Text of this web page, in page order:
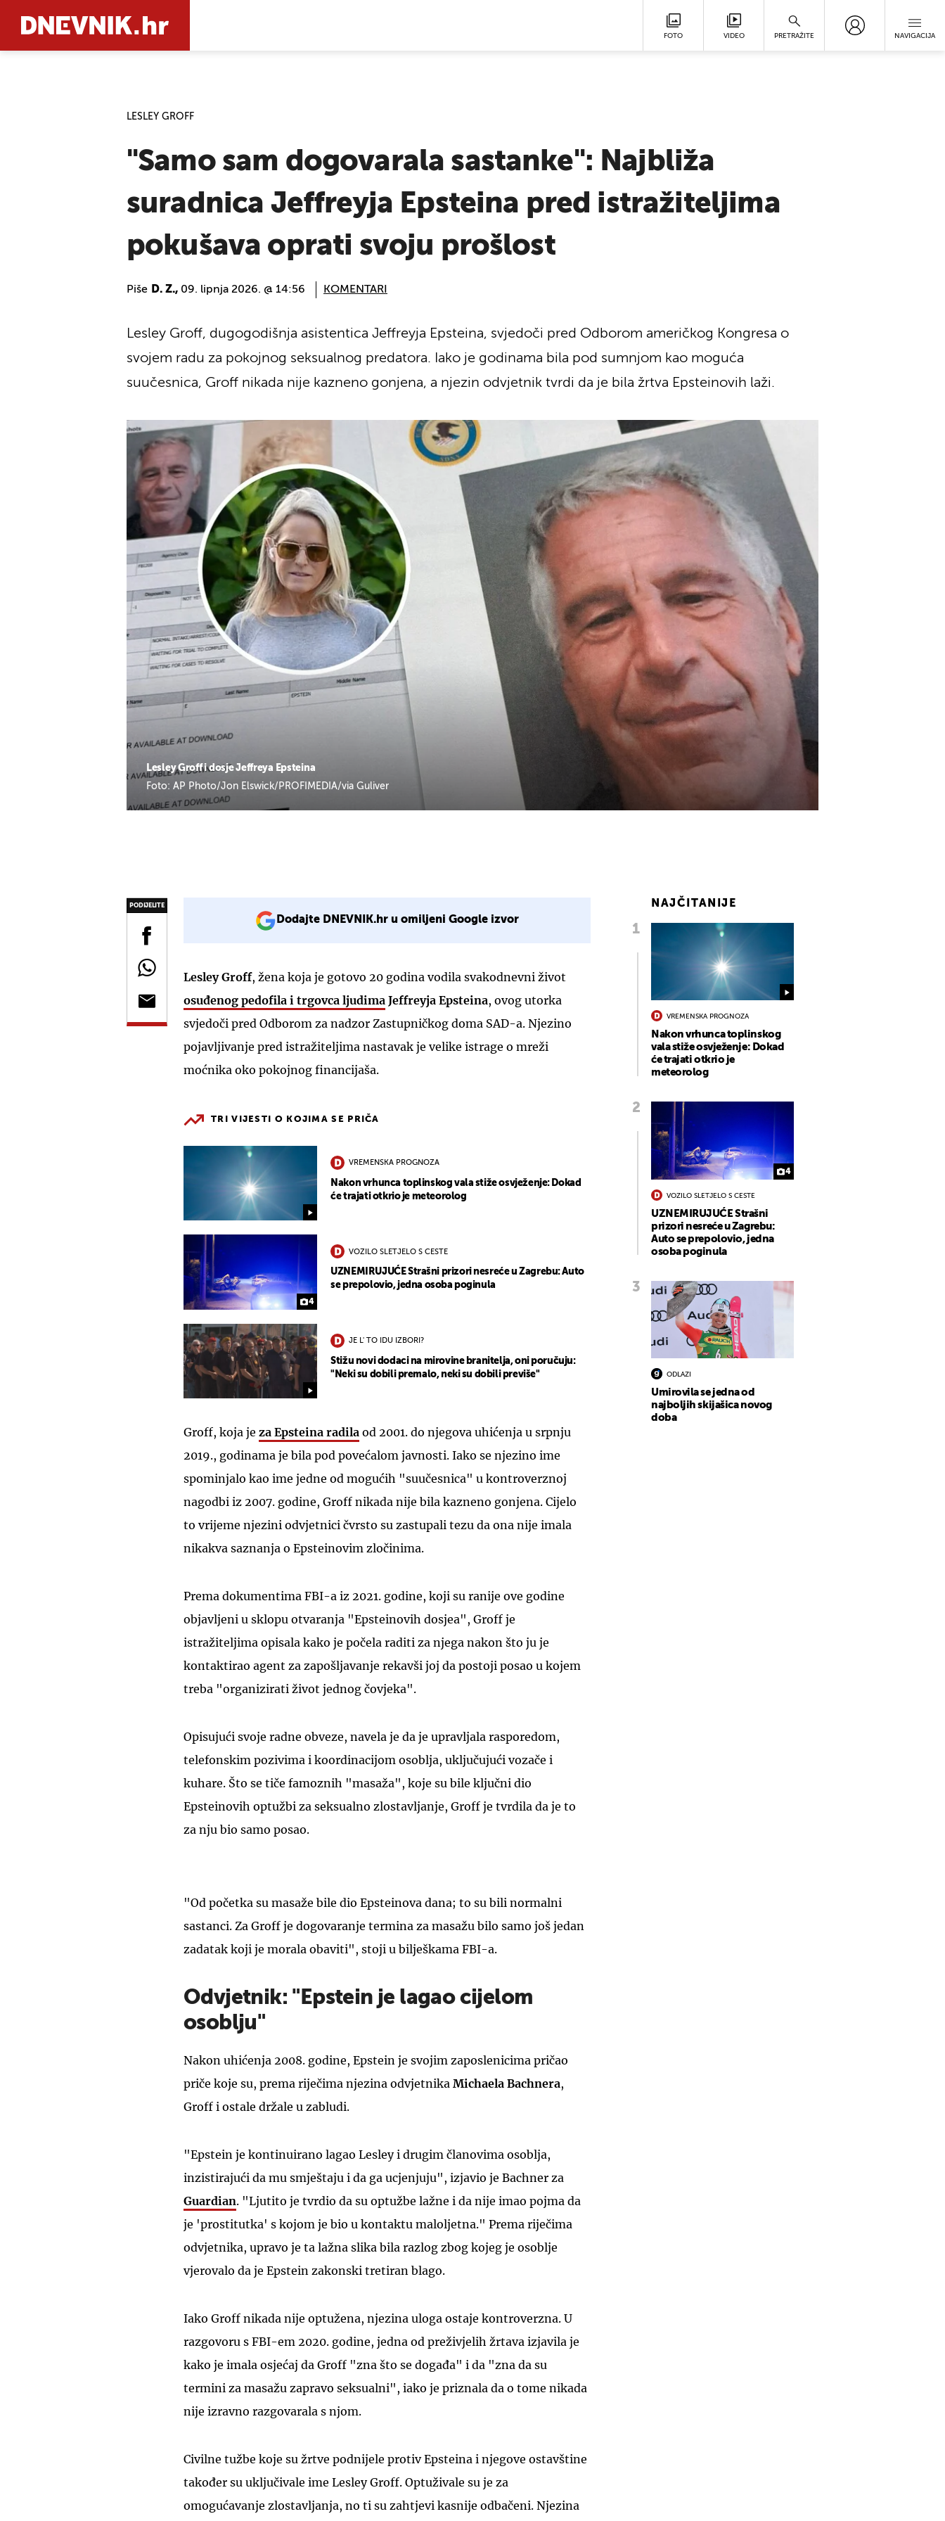
FOTO VIDEO PRETRAŽITE NAVIGACIJA
LESLEY GROFF
"Samo sam dogovarala sastanke": Najbliža
suradnica Jeffreyja Epsteina pred istražiteljima
pokušava oprati svoju prošlost
Piše D. Z., 09. lipnja 2026. @ 14:56 KOMENTARI
Lesley Groff i dosje Jeffreya Epsteina
Foto: AP Photo/Jon Elswick/PROFIMEDIA/via Guliver
Lesley Groff, dugogodišnja asistentica Jeffreyja Epsteina, svjedoči pred Odborom američkog Kongresa o
svojem radu za pokojnog seksualnog predatora. Iako je godinama bila pod sumnjom kao moguća
suučesnica, Groff nikada nije kazneno gonjena, a njezin odvjetnik tvrdi da je bila žrtva Epsteinovih laži.
PODIJELITE
Dodajte DNEVNIK.hr u omiljeni Google izvor
Lesley Groff, žena koja je gotovo 20 godina vodila svakodnevni život
osuđenog pedofila i trgovca ljudima Jeffreyja Epsteina, ovog utorka
svjedoči pred Odborom za nadzor Zastupničkog doma SAD-a. Njezino
pojavljivanje pred istražiteljima nastavak je velike istrage o mreži
moćnika oko pokojnog financijaša.
TRI VIJESTI O KOJIMA SE PRIČA
VREMENSKA PROGNOZA
Nakon vrhunca toplinskog vala stiže osvježenje: Dokad
će trajati otkrio je meteorolog
4
VOZILO SLETJELO S CESTE
UZNEMIRUJUĆE Strašni prizori nesreće u Zagrebu: Auto
se prepolovio, jedna osoba poginula
JE L' TO IDU IZBORI?
Stižu novi dodaci na mirovine branitelja, oni poručuju:
"Neki su dobili premalo, neki su dobili previše"
Groff, koja je za Epsteina radila od 2001. do njegova uhićenja u srpnju
2019., godinama je bila pod povećalom javnosti. Iako se njezino ime
spominjalo kao ime jedne od mogućih "suučesnica" u kontroverznoj
nagodbi iz 2007. godine, Groff nikada nije bila kazneno gonjena. Cijelo
to vrijeme njezini odvjetnici čvrsto su zastupali tezu da ona nije imala
nikakva saznanja o Epsteinovim zločinima.
Prema dokumentima FBI-a iz 2021. godine, koji su ranije ove godine
objavljeni u sklopu otvaranja "Epsteinovih dosjea", Groff je
istražiteljima opisala kako je počela raditi za njega nakon što ju je
kontaktirao agent za zapošljavanje rekavši joj da postoji posao u kojem
treba "organizirati život jednog čovjeka".
Opisujući svoje radne obveze, navela je da je upravljala rasporedom,
telefonskim pozivima i koordinacijom osoblja, uključujući vozače i
kuhare. Što se tiče famoznih "masaža", koje su bile ključni dio
Epsteinovih optužbi za seksualno zlostavljanje, Groff je tvrdila da je to
za nju bio samo posao.
"Od početka su masaže bile dio Epsteinova dana; to su bili normalni
sastanci. Za Groff je dogovaranje termina za masažu bilo samo još jedan
zadatak koji je morala obaviti", stoji u bilješkama FBI-a.
Odvjetnik: "Epstein je lagao cijelom
osoblju"
Nakon uhićenja 2008. godine, Epstein je svojim zaposlenicima pričao
priče koje su, prema riječima njezina odvjetnika Michaela Bachnera,
Groff i ostale držale u zabludi.
"Epstein je kontinuirano lagao Lesley i drugim članovima osoblja,
inzistirajući da mu smještaju i da ga ucjenjuju", izjavio je Bachner za
Guardian. "Ljutito je tvrdio da su optužbe lažne i da nije imao pojma da
je 'prostitutka' s kojom je bio u kontaktu maloljetna." Prema riječima
odvjetnika, upravo je ta lažna slika bila razlog zbog kojeg je osoblje
vjerovalo da je Epstein zakonski tretiran blago.
Iako Groff nikada nije optužena, njezina uloga ostaje kontroverzna. U
razgovoru s FBI-em 2020. godine, jedna od preživjelih žrtava izjavila je
kako je imala osjećaj da Groff "zna što se događa" i da "zna da su
termini za masažu zapravo seksualni", iako je priznala da o tome nikada
nije izravno razgovarala s njom.
Civilne tužbe koje su žrtve podnijele protiv Epsteina i njegove ostavštine
također su uključivale ime Lesley Groff. Optuživale su je za
omogućavanje zlostavljanja, no ti su zahtjevi kasnije odbačeni. Njezina
NAJČITANIJE
VREMENSKA PROGNOZA
Nakon vrhunca toplinskog
vala stiže osvježenje: Dokad
će trajati otkrio je
meteorolog
4
VOZILO SLETJELO S CESTE
UZNEMIRUJUĆE Strašni
prizori nesreće u Zagrebu:
Auto se prepolovio, jedna
osoba poginula
ODLAZI
Umirovila se jedna od
najboljih skijašica novog
doba
UKLJUČITE NOTIFIKACIJE